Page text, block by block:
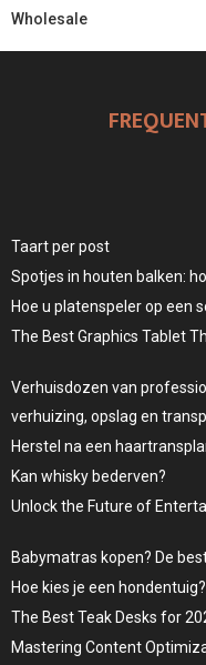
Wholesale
Taart per post
Spotjes in houten balken:
Hoe u platenspeler op een
The Best Graphics Tablet
Verhuisdozen van
verhuizing, opslag en
Herstel na een
Kan whisky bederven?
Unlock the Future of
Babymatras kopen? De
Hoe kies je een hondentuig?
The Best Teak Desks for
Mastering Content